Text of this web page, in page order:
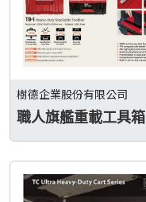
樹德企業股份有限公司
職人旗艦重載工具箱